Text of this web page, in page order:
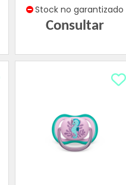
Stock no garantizado
Consultar